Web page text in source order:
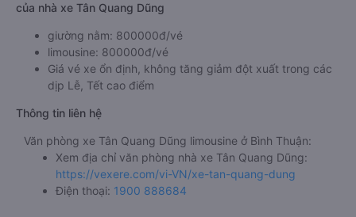
của nhà xe Tân Quang Dũng
giường nằm: 800000đ/vé
limousine: 800000đ/vé
Giá vé xe ổn định, không tăng giảm đột xuất trong các
dịp Lễ, Tết cao điểm
Thông tin liên hệ
Văn phòng xe Tân Quang Dũng limousine ở Bình Thuận:
Xem địa chỉ văn phòng nhà xe Tân Quang Dũng:
https://vexere.com/vi-VN/xe-tan-quang-dung
Điện thoại: 1900 888684